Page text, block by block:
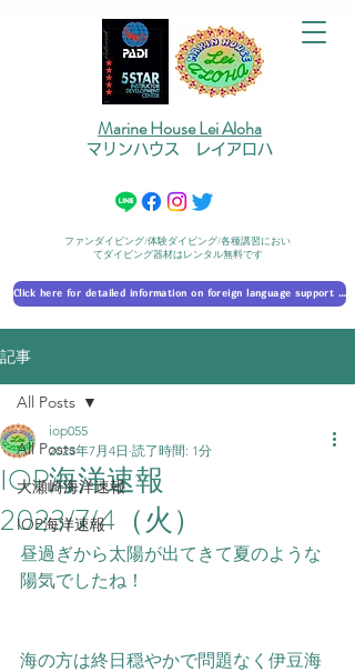
Marine House Lei Aloha
マリンハウス レイアロハ
ファンダイビング/体験ダイビング/各種講習におい
てダイビング器材はレンタル無料です
Click here for detailed information on foreign language support 外国語対応の詳細に​ついて
記事
All Posts
大瀬崎海洋速報
IOP海洋速報
All Posts
IOP海洋速報
2023/7/4（火）
iop055
2023年7月4日 読了時間: 1分
昼過ぎから太陽が出てきて夏のような
陽気でしたね！
海の方は終日穏やかで問題なく伊豆海